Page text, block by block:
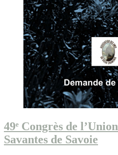
49ᵉ Congrès de
Savantes de Savoie